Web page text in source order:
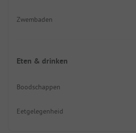
Zwembaden
Eten & drinken
Boodschappen
Eetgelegenheid